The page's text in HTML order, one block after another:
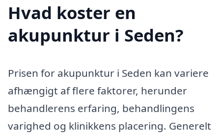
Hvad koster en
akupunktur i Seden?
Prisen for akupunktur i Seden kan variere
afhængigt af flere faktorer, herunder
behandlerens erfaring, behandlingens
varighed og klinikkens placering. Generelt